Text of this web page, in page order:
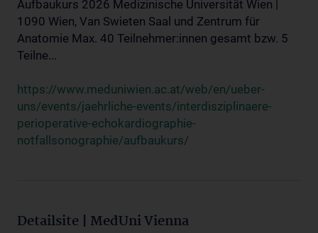
Aufbaukurs 2026 Medizinische Universität Wien |
1090 Wien, Van Swieten Saal und Zentrum für
Anatomie Max. 40 Teilnehmer:innen gesamt bzw. 5
Teilne...
https://www.meduniwien.ac.at/web/en/ueber-
uns/events/jaehrliche-events/interdisziplinaere-
perioperative-echokardiographie-
notfallsonographie/aufbaukurs/
Detailsite | MedUni Vienna